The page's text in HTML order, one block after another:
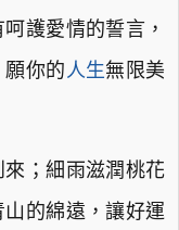
護愛情的誓言，
你的人生無限美
；細雨滋潤桃花
的綿遠，讓好運